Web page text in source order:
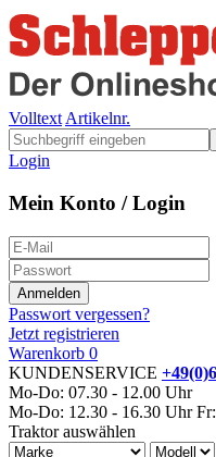
Volltext Artikelnr.
Login
Mein Konto / Login
Passwort vergessen?
Jetzt registrieren
Warenkorb 0
KUNDENSERVICE
Mo-Do: 07.30 - 12.00 Uhr
Mo-Do: 12.30 - 16.30 Uhr
Traktor auswählen